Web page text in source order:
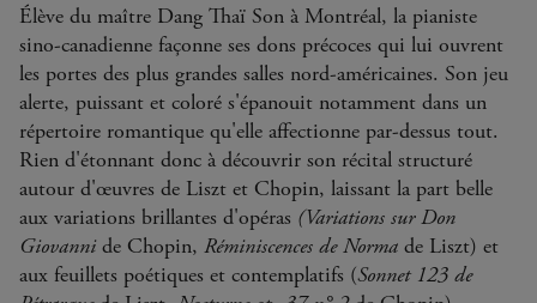
Élève du maître Dang Thaï Son à Montréal, la pianiste
sino-canadienne façonne ses dons précoces qui lui ouvrent
les portes des plus grandes salles nord-américaines. Son jeu
alerte, puissant et coloré s'épanouit notamment dans un
répertoire romantique qu'elle affectionne par-dessus tout.
Rien d'étonnant donc à découvrir son récital structuré
autour d'œuvres de Liszt et Chopin, laissant la part belle
aux variations brillantes d'opéras (Variations sur Don
Giovanni de Chopin, Réminiscences de Norma de Liszt) et
aux feuillets poétiques et contemplatifs (Sonnet 123 de